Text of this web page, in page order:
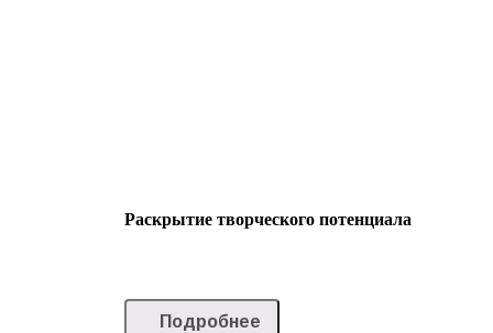
Раскрытие творческого потенциала
Подробнее